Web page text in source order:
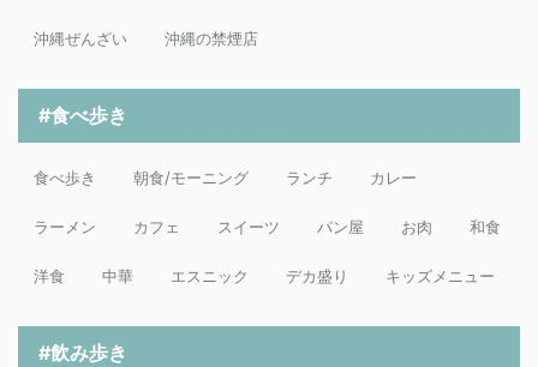
沖縄ぜんざい 沖縄の禁煙店
#食べ歩き
食べ歩き 朝食/モーニング ランチ カレー
ラーメン カフェ スイーツ パン屋 お肉 和食
洋食 中華 エスニック デカ盛り キッズメニュー
#飲み歩き